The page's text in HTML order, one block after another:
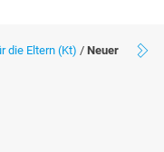
die Eltern (Kt) / Neuer